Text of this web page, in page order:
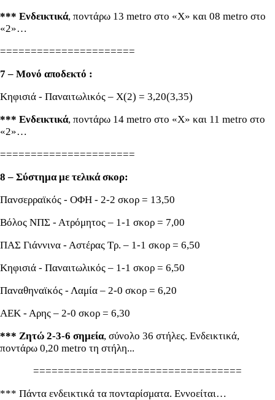
*** Ενδεικτικά, ποντάρω 13 metro στο «Χ» και 08 metro στο
«2»…
======================
7 – Μονό αποδεκτό :
Κηφισιά - Παναιτωλικός – Χ(2) = 3,20(3,35)
*** Ενδεικτικά, ποντάρω 14 metro στο «Χ» και 11 metro στο
«2»…
======================
8 – Σύστημα με τελικά σκορ:
Πανσερραϊκός - ΟΦΗ - 2-2 σκορ = 13,50
Βόλος ΝΠΣ - Ατρόμητος – 1-1 σκορ = 7,00
ΠΑΣ Γιάννινα - Αστέρας Τρ. – 1-1 σκορ = 6,50
Κηφισιά - Παναιτωλικός – 1-1 σκορ = 6,50
Παναθηναϊκός - Λαμία – 2-0 σκορ = 6,20
ΑΕΚ - Αρης – 2-0 σκορ = 6,30
*** Ζητώ 2-3-6 σημεία, σύνολο 36 στήλες. Ενδεικτικά,
ποντάρω 0,20 metro τη στήλη...
==================================
*** Πάντα ενδεικτικά τα πονταρίσματα. Εννοείται…